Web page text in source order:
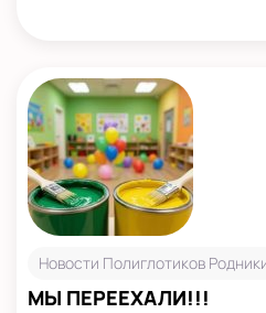
Новости Полиглотиков
МЫ ПЕРЕЕХАЛИ!!!